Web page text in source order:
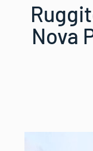
Nova